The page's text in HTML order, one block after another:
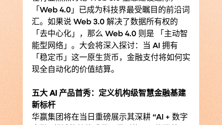
「Web 4.0」已成为科技界最受瞩目的前沿词
汇。如果说 Web 3.0 解决了数据所有权的
「去中心化」，那么 Web 4.0 则是 「主动智
能型网络」。大会将深入探讨：当 AI 拥有
「稳定币」这一原生货币，金融支付将如何实
现全自动化的价值结算。
五大 AI 产品首秀：定义机构级智慧金融基建
新标杆
华赢集团将在当日重磅展示其深耕 “AI + 数字